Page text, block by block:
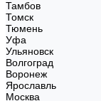
Тамбов
Томск
Тюмень
Уфа
Ульяновск
Волгоград
Воронеж
Ярославль
Москва